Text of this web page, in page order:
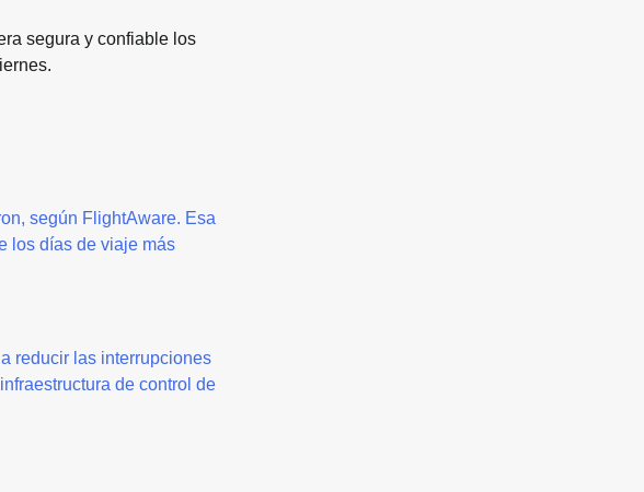
segura y confiable los
según FlightAware. Esa
los días de viaje más
reducir las interrupciones
de control de